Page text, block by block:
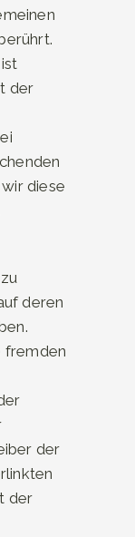
der
diese
deren
fremden
der
der